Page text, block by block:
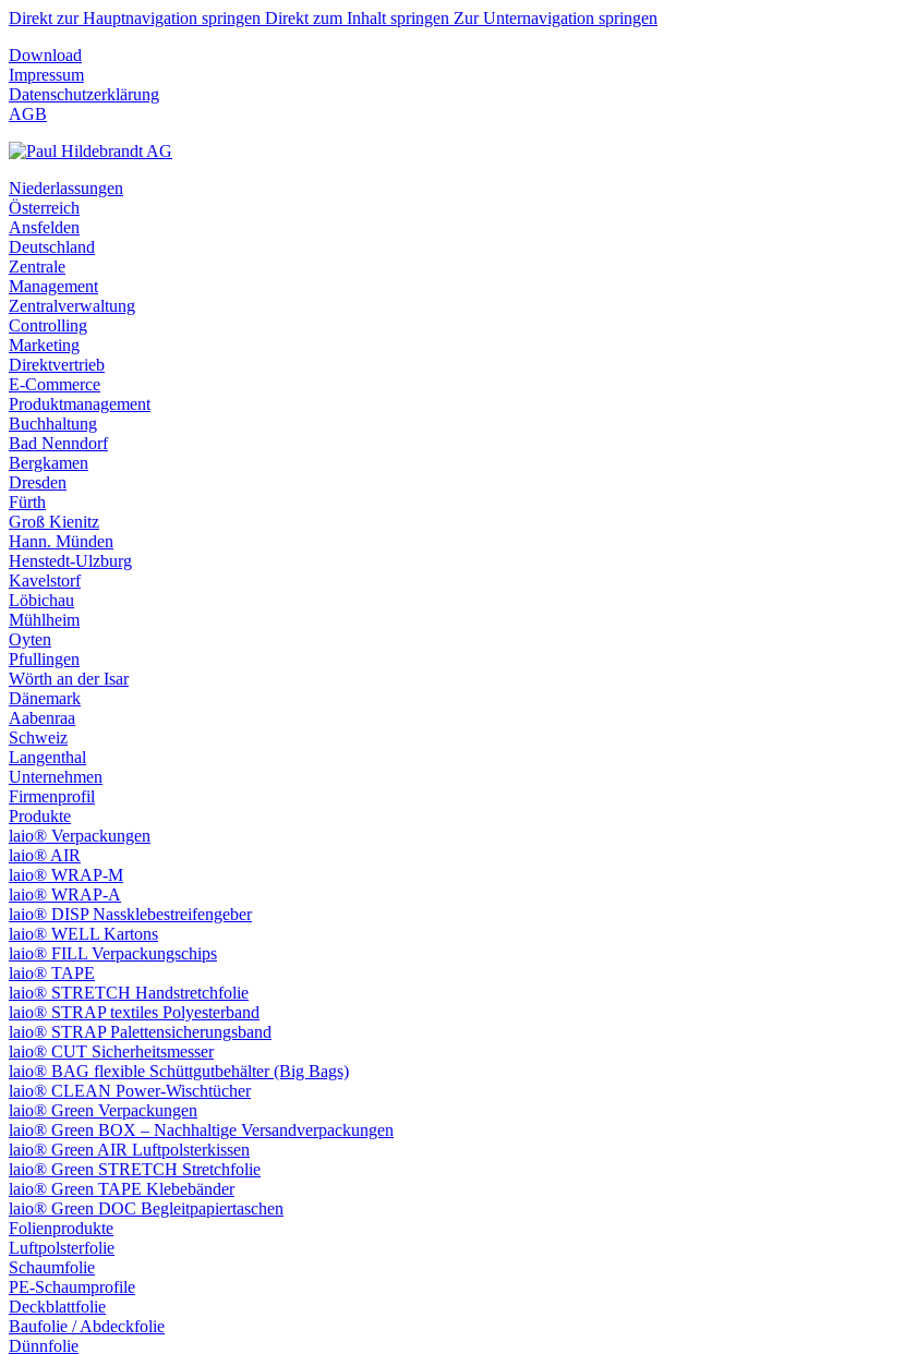
Direkt zur Hauptnavigation springen Direkt zum Inhalt springen Zur Unternavigation springen
Download
Impressum
Datenschutzerklärung
AGB
Niederlassungen
Österreich
Ansfelden
Deutschland
Zentrale
Management
Zentralverwaltung
Controlling
Marketing
Direktvertrieb
E-Commerce
Produktmanagement
Buchhaltung
Bad Nenndorf
Bergkamen
Dresden
Fürth
Groß Kienitz
Hann. Münden
Henstedt-Ulzburg
Kavelstorf
Löbichau
Mühlheim
Oyten
Pfullingen
Wörth an der Isar
Dänemark
Aabenraa
Schweiz
Langenthal
Unternehmen
Firmenprofil
Produkte
laio® Verpackungen
laio® AIR
laio® WRAP-M
laio® WRAP-A
laio® DISP Nassklebestreifengeber
laio® WELL Kartons
laio® FILL Verpackungschips
laio® TAPE
laio® STRETCH Handstretchfolie
laio® STRAP textiles Polyesterband
laio® STRAP Palettensicherungsband
laio® CUT Sicherheitsmesser
laio® BAG flexible Schüttgutbehälter (Big Bags)
laio® CLEAN Power-Wischtücher
laio® Green Verpackungen
laio® Green BOX – Nachhaltige Versandverpackungen
laio® Green AIR Luftpolsterkissen
laio® Green STRETCH Stretchfolie
laio® Green TAPE Klebebänder
laio® Green DOC Begleitpapiertaschen
Folienprodukte
Luftpolsterfolie
Schaumfolie
PE-Schaumprofile
Deckblattfolie
Baufolie / Abdeckfolie
Dünnfolie